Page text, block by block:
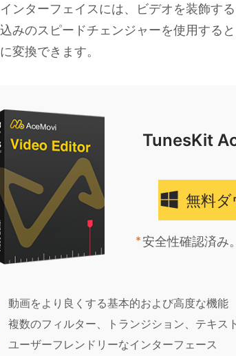
ンターフェイスには、ビデオを装飾す
みのスピードチェンジャーを使用する
変換できます。
TunesKit
無料ダ
安全性確認済み
動画をより良くする基本的および高度な機能
複数のフィルター、トランジション、テキス
ユーザーフレンドリーなインターフェース